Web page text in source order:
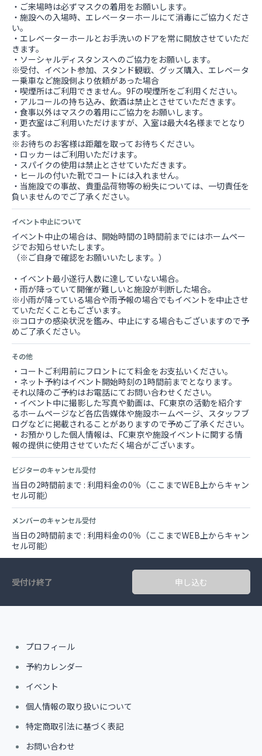
・ご来場時は必ずマスクの着用をお願いします。
・施設への入場時、エレベーターホールにて消毒にご協力くださ
い。
・エレベーターホールとお手洗いのドアを常に開放させていただ
きます。
・ソーシャルディスタンスへのご協力をお願いします。
※受付、イベント参加、スタンド観戦、グッズ購入、エレベータ
ー乗車など施設側より依頼があった場合
・喫煙所はご利用できません。9Fの喫煙所をご利用ください。
・アルコールの持ち込み、飲酒は禁止とさせていただきます。
・食事以外はマスクの着用にご協力をお願いします。
・更衣室はご利用いただけますが、入室は最大4名様までとなり
ます。
※お待ちのお客様は距離を取ってお待ちください。
・ロッカーはご利用いただけます。
・スパイクの使用は禁止とさせていただきます。
・ヒールの付いた靴でコートには入れません。
・当施設での事故、貴重品荷物等の紛失については、一切責任を
負いませんのでご了承ください。
イベント中止について
イベント中止の場合は、開始時間の1時間前までにはホームペー
ジでお知らせいたします。
（※ご自身で確認をお願いいたします。）
・イベント最小遂行人数に達していない場合。
・雨が降っていて開催が難しいと施設が判断した場合。
※小雨が降っている場合や雨予報の場合でもイベントを中止させ
ていただくこともございます。
※コロナの感染状況を鑑み、中止にする場合もございますので予
めご了承ください。
その他
・コートご利用前にフロントにて料金をお支払いください。
・ネット予約はイベント開始時刻の1時間前までとなります。
それ以降のご予約はお電話にてお問い合わせください。
・イベント中に撮影した写真や動画は、FC東京の活動を紹介す
るホームページなど各広告媒体や施設ホームページ、スタッフブ
ログなどに掲載されることがありますので予めご了承ください。
・お預かりした個人情報は、FC東京や施設イベントに関する情
報の提供に使用させていただく場合がございます。
ビジターのキャンセル受付
当日の2時間前まで : 利用料金の0％（ここまでWEB上からキャン
セル可能）
メンバーのキャンセル受付
当日の2時間前まで : 利用料金の0％（ここまでWEB上からキャン
セル可能）
受付け終了 申し込む
プロフィール
予約カレンダー
イベント
個人情報の取り扱いについて
特定商取引法に基づく表記
お問い合わせ